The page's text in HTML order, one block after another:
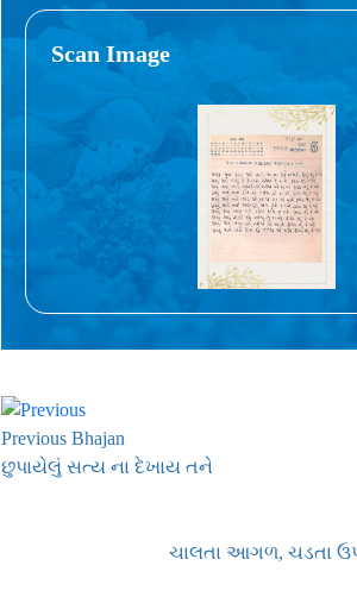
Scan Image
Previous Bhajan
છુપાયેલું સત્ય ના દેખાય તને
ચાલતા આગળ, ચડતા